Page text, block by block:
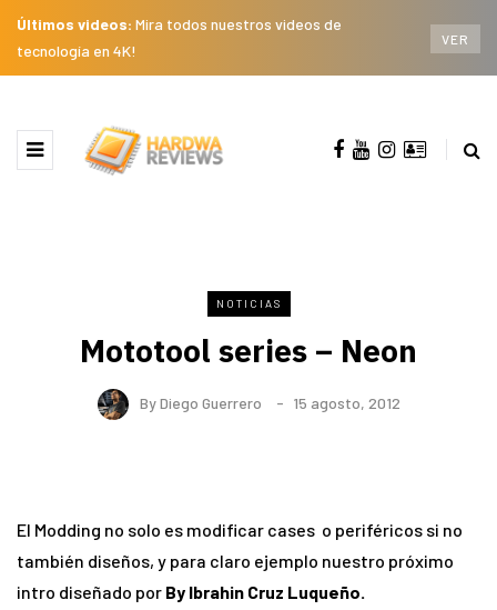
Últimos videos: Mira todos nuestros videos de
tecnología en 4K!
VER
NOTICIAS
Mototool series – Neon
ByDiego Guerrero 15 agosto, 2012
El Modding no solo es modificar cases o periféricos si no
también diseños, y para claro ejemplo nuestro próximo
intro diseñado por By Ibrahin Cruz Luqueño.